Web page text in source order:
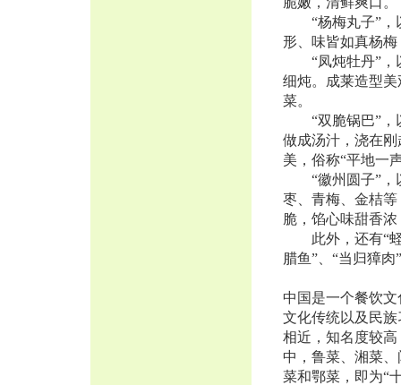
“杨梅丸子”，
形、味皆如真杨
“凤炖牡丹”，
细炖。成莱造型
菜。
“双脆锅巴”，
做成汤汁，浇在
美，俗称“平地一
“徽州圆子”，
枣、青梅、金桔
脆，馅心味甜香
此外，还有“蛏
腊鱼”、“当归獐
中国是一个餐饮
文化传统以及民
相近，知名度较
中，鲁菜、湘菜
菜和鄂菜，即为“